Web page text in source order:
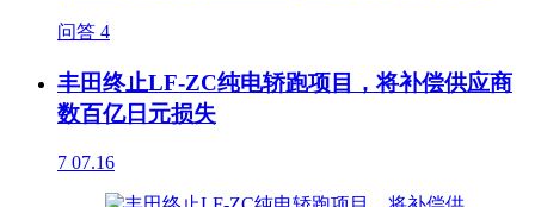
问答 4
丰田终止LF-ZC纯电轿跑项目，将补偿供应商
数百亿日元损失
7 07.16